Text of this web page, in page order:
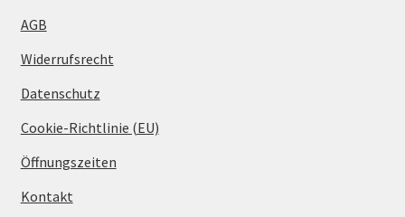
AGB
Widerrufsrecht
Datenschutz
Cookie-Richtlinie (EU)
Öffnungszeiten
Kontakt